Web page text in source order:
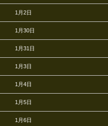
1月2日
1月30日
1月31日
1月3日
1月4日
1月5日
1月6日